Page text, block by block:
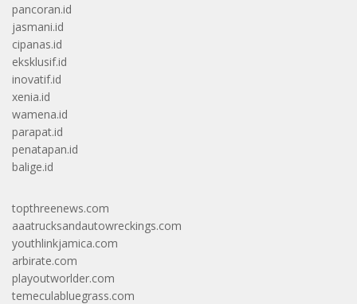
pancoran.id
jasmani.id
cipanas.id
eksklusif.id
inovatif.id
xenia.id
wamena.id
parapat.id
penatapan.id
balige.id
topthreenews.com
aaatrucksandautowreckings.com
youthlinkjamica.com
arbirate.com
playoutworlder.com
temeculabluegrass.com